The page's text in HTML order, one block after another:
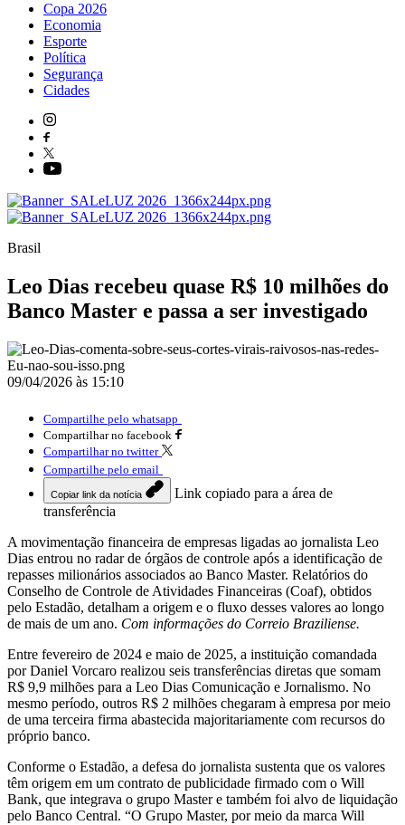
Copa 2026
Economia
Esporte
Política
Segurança
Cidades
Brasil
Leo Dias recebeu quase R$ 10 milhões do
Banco Master e passa a ser investigado
09/04/2026 às 15:10
Compartilhe pelo whatsapp
Compartilhar no facebook
Compartilhar no twitter
Compartilhe pelo email
Copiar link da notícia
Link copiado para a área de
transferência
A movimentação financeira de empresas ligadas ao jornalista Leo
Dias entrou no radar de órgãos de controle após a identificação de
repasses milionários associados ao Banco Master. Relatórios do
Conselho de Controle de Atividades Financeiras (Coaf), obtidos
pelo Estadão, detalham a origem e o fluxo desses valores ao longo
de mais de um ano. Com informações do Correio Braziliense.
Entre fevereiro de 2024 e maio de 2025, a instituição comandada
por Daniel Vorcaro realizou seis transferências diretas que somam
R$ 9,9 milhões para a Leo Dias Comunicação e Jornalismo. No
mesmo período, outros R$ 2 milhões chegaram à empresa por meio
de uma terceira firma abastecida majoritariamente com recursos do
próprio banco.
Conforme o Estadão, a defesa do jornalista sustenta que os valores
têm origem em um contrato de publicidade firmado com o Will
Bank, que integrava o grupo Master e também foi alvo de liquidação
pelo Banco Central. “O Grupo Master, por meio da marca Will